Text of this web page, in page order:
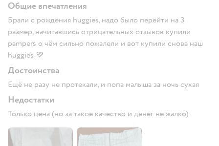
Общие впечатления
Брали с рождения huggies, надо было перейти на 3
размер, начитавшись отрицательных отзывов купили
pampers о чём сильно пожалели и вот купили снова наш
huggies 💜
Достоинства
Ещё не разу не протекали, и попа малыша за ночь сухая
Недостатки
Только цена (но за такое качество и денег не жалко)